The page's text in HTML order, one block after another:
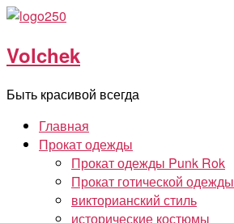
Перейти
содержимому
Volchek
Быть красивой всегда
Главная
Прокат одежды
Прокат одежды Punk Rok
Прокат готической одежды
викторианский стиль
исторические костюмы